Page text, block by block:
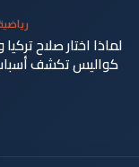
لماذا اختار صلاح
كواليس تكشف